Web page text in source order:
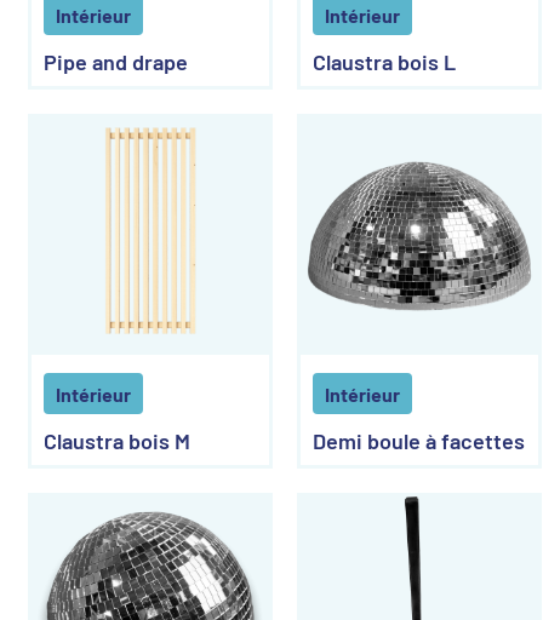
Intérieur
Pipe and drape
Intérieur
Claustra bois L
Intérieur
Claustra bois M
Intérieur
Demi boule à facettes